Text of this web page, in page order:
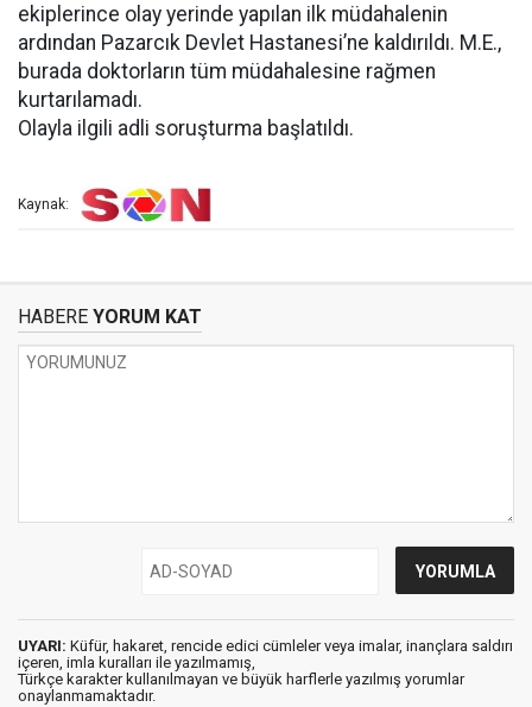
ekiplerince olay yerinde yapılan ilk müdahalenin
ardından Pazarcık Devlet Hastanesi’ne kaldırıldı. M.E.,
burada doktorların tüm müdahalesine rağmen
kurtarılamadı.
Olayla ilgili adli soruşturma başlatıldı.
Kaynak:
HABERE YORUM KAT
UYARI: Küfür, hakaret, rencide edici cümleler veya imalar, inançlara saldırı
içeren, imla kuralları ile yazılmamış,
Türkçe karakter kullanılmayan ve büyük harflerle yazılmış yorumlar
onaylanmamaktadır.